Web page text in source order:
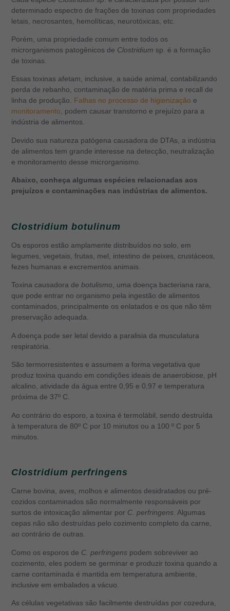
determinado espectro de frações de toxinas com propriedades
letais, necrosantes, hemolíticas, neurotóxicas, etc.
Porém, uma propriedade comum entre todos os
microrganismos patogênicos de Clostridium sp. é a formação
de toxinas.
Essas toxinas afetam, inclusive, a saúde animal, contabilizando
perda de rebanho, contaminação de matéria prima e recall de
linha de produção. Falhas no processo de higienização e
monitoramento, podem causar transtorno e prejuízo para a
indústria de alimentos.
Devido sua natureza patógena causadora de DTAs, a indústria
de alimentos tem grande interesse na detecção, neutralização
e monitoramento desse microrganismo.
Abaixo, conheça algumas espécies relacionadas aos
prejuízos e contaminações nas indústrias de alimentos.
Clostridium botulinum
Os esporos estão amplamente distribuídos no solo, em
legumes, vegetais, frutas, mel, intestino de peixes, crustáceos,
fezes humanas e excrementos animais.
Toxina causadora debotulismo, uma doença bacteriana rara,
que pode entrar no organismo pela ingestão de alimentos
contaminados, principalmente os enlatados e os que não têm
preservação adequada.
A doença pode ser letal devido a paralisia da musculatura
respiratória.
São termorresistentes e assumem a forma vegetativa que
produz toxina quando em condições ideais de anaerobiose, pH
alcalino, atividade da água entre 0,95 e 0,97 e temperatura
próxima de 37º C.
Ao contrário do esporo, a toxina é termolábil, sendo destruída
à temperatura de 80º C por 10 minutos ou a 100 º C por 5
minutos.
Clostridium perfringens
Carne bovina, aves, molhos e alimentos desidratados ou pré-
cozidos contaminados são normalmente responsáveis por
surtos de intoxicação alimentar por C. perfringens. Algumas
cepas não são destruídas pelo cozimento completo da carne,
ao contrário de outras.
Como os esporos de C. perfringens podem sobreviver ao
cozimento, eles podem se germinar e produzir toxina quando a
carne contaminada é mantida em temperatura ambiente,
inclusive em embalados a vácuo.
As células vegetativas são facilmente destruídas por cozedura,